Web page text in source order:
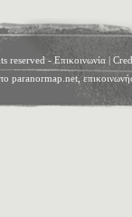
reserved - Επικοινωνία |
το paranormap.net,